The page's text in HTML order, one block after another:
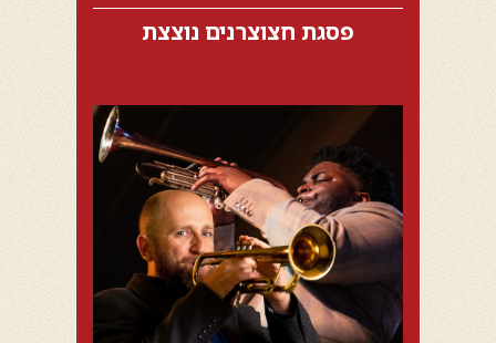
פסגת חצוצרנים נוצצת